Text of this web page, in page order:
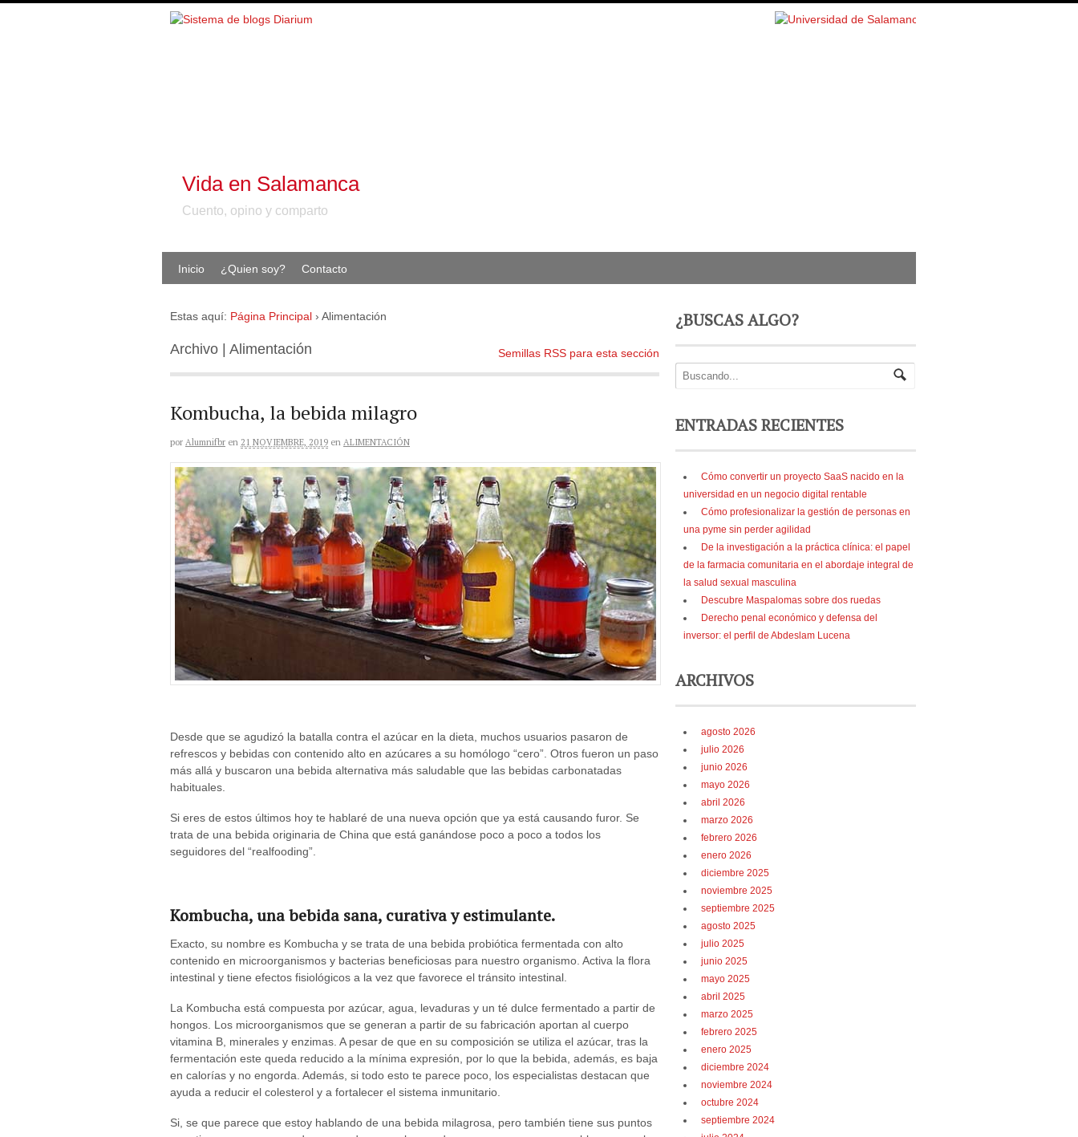
Vida en Salamanca
Cuento, opino y comparto
Inicio ¿Quien soy? Contacto
Estas aquí: Página Principal › Alimentación
Archivo | Alimentación Semillas RSS para esta sección
Kombucha, la bebida milagro
por Alumnifbr en 21 NOVIEMBRE, 2019 en ALIMENTACIÓN
Desde que se agudizó la batalla contra el azúcar en la dieta, muchos usuarios pasaron de
refrescos y bebidas con contenido alto en azúcares a su homólogo “cero”. Otros fueron un paso
más allá y buscaron una bebida alternativa más saludable que las bebidas carbonatadas
habituales.
Si eres de estos últimos hoy te hablaré de una nueva opción que ya está causando furor. Se
trata de una bebida originaria de China que está ganándose poco a poco a todos los
seguidores del “realfooding”.
Kombucha, una bebida sana, curativa y estimulante.
Exacto, su nombre es Kombucha y se trata de una bebida probiótica fermentada con alto
contenido en microorganismos y bacterias beneficiosas para nuestro organismo. Activa la flora
intestinal y tiene efectos fisiológicos a la vez que favorece el tránsito intestinal.
La Kombucha está compuesta por azúcar, agua, levaduras y un té dulce fermentado a partir de
hongos. Los microorganismos que se generan a partir de su fabricación aportan al cuerpo
vitamina B, minerales y enzimas. A pesar de que en su composición se utiliza el azúcar, tras la
fermentación este queda reducido a la mínima expresión, por lo que la bebida, además, es baja
en calorías y no engorda. Además, si todo esto te parece poco, los especialistas destacan que
ayuda a reducir el colesterol y a fortalecer el sistema inmunitario.
Si, se que parece que estoy hablando de una bebida milagrosa, pero también tiene sus puntos
¿BUSCAS ALGO?
ENTRADAS RECIENTES
Cómo convertir un proyecto SaaS nacido en la
universidad en un negocio digital rentable
Cómo profesionalizar la gestión de personas en
una pyme sin perder agilidad
De la investigación a la práctica clínica: el papel
de la farmacia comunitaria en el abordaje integral de
la salud sexual masculina
Descubre Maspalomas sobre dos ruedas
Derecho penal económico y defensa del
inversor: el perfil de Abdeslam Lucena
ARCHIVOS
agosto 2026
julio 2026
junio 2026
mayo 2026
abril 2026
marzo 2026
febrero 2026
enero 2026
diciembre 2025
noviembre 2025
septiembre 2025
agosto 2025
julio 2025
junio 2025
mayo 2025
abril 2025
marzo 2025
febrero 2025
enero 2025
diciembre 2024
noviembre 2024
octubre 2024
septiembre 2024